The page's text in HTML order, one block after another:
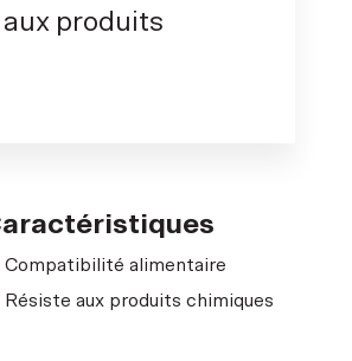
produits
Compatibilité alimentaire
Résiste aux produits chimiques